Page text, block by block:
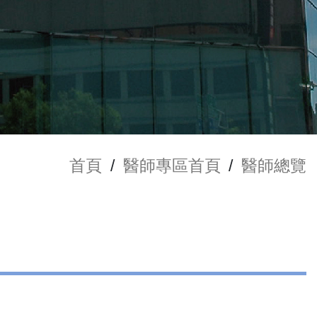
首頁 / 醫師專區首頁 / 醫師總覽